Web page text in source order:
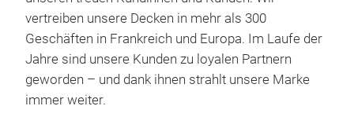
vertreiben unsere Decken in mehr als 300
Geschäften in Frankreich und Europa. Im Laufe der
Jahre sind unsere Kunden zu loyalen Partnern
geworden – und dank ihnen strahlt unsere Marke
immer weiter.